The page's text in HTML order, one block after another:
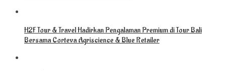
H2F Tour & Travel Hadirkan Pengalaman Premium di Tour Bali
Bersama Corteva Agriscience & Blue Retailer